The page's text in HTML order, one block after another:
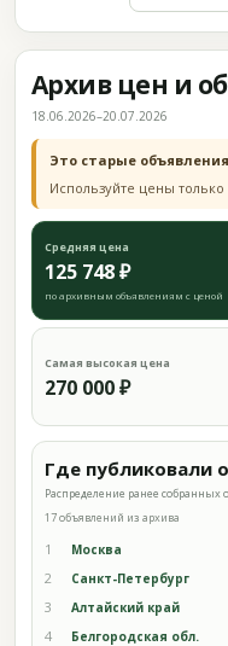
Архив цен и
18.06.2026–20.07.2026
Это старые
Используйте цены
Средняя цена
125 748 ₽
по архивным объявлениям с ценой
Самая высокая цена
270 000 ₽
Где публиковали
Распределение ранее собранных
17 объявлений из архива
1 Москва
2 Санкт-Петербург
3 Алтайский край
4 Белгородская обл.